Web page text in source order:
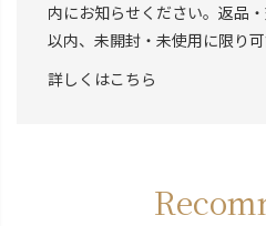
内にお知らせください。返品
以内、未開封・未使用に限り可
詳しくはこちら